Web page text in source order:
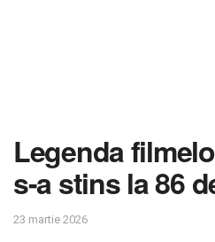
Legenda
s-a stins la 86
23 martie 2026